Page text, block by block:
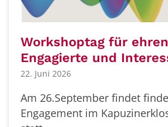
Workshoptag für
Engagierte und
22. Juni 2026
Am 26.September findet
Engagement im